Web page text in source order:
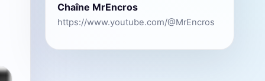
Chaîne MrEncros
https://www.youtube.com/@MrEncros